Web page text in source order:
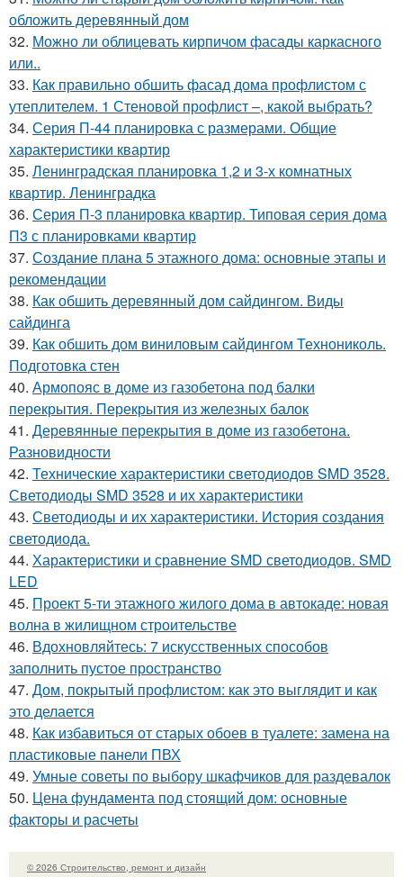
обложить деревянный дом
32. Можно ли облицевать кирпичом фасады каркасного
или..
33. Как правильно обшить фасад дома профлистом с
утеплителем. 1 Стеновой профлист –, какой выбрать?
34. Серия П-44 планировка с размерами. Общие
характеристики квартир
35. Ленинградская планировка 1,2 и 3-х комнатных
квартир. Ленинградка
36. Серия П-3 планировка квартир. Типовая серия дома
П3 с планировками квартир
37. Создание плана 5 этажного дома: основные этапы и
рекомендации
38. Как обшить деревянный дом сайдингом. Виды
сайдинга
39. Как обшить дом виниловым сайдингом Технониколь.
Подготовка стен
40. Армопояс в доме из газобетона под балки
перекрытия. Перекрытия из железных балок
41. Деревянные перекрытия в доме из газобетона.
Разновидности
42. Технические характеристики светодиодов SMD 3528.
Светодиоды SMD 3528 и их характеристики
43. Светодиоды и их характеристики. История создания
светодиода.
44. Характеристики и сравнение SMD светодиодов. SMD
LED
45. Проект 5-ти этажного жилого дома в автокаде: новая
волна в жилищном строительстве
46. Вдохновляйтесь: 7 искусственных способов
заполнить пустое пространство
47. Дом, покрытый профлистом: как это выглядит и как
это делается
48. Как избавиться от старых обоев в туалете: замена на
пластиковые панели ПВХ
49. Умные советы по выбору шкафчиков для раздевалок
50. Цена фундамента под стоящий дом: основные
факторы и расчеты
© 2026 Строительство, ремонт и дизайн